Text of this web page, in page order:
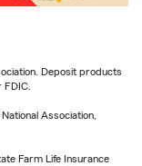
Deposit products
Association,
Farm Life Insurance